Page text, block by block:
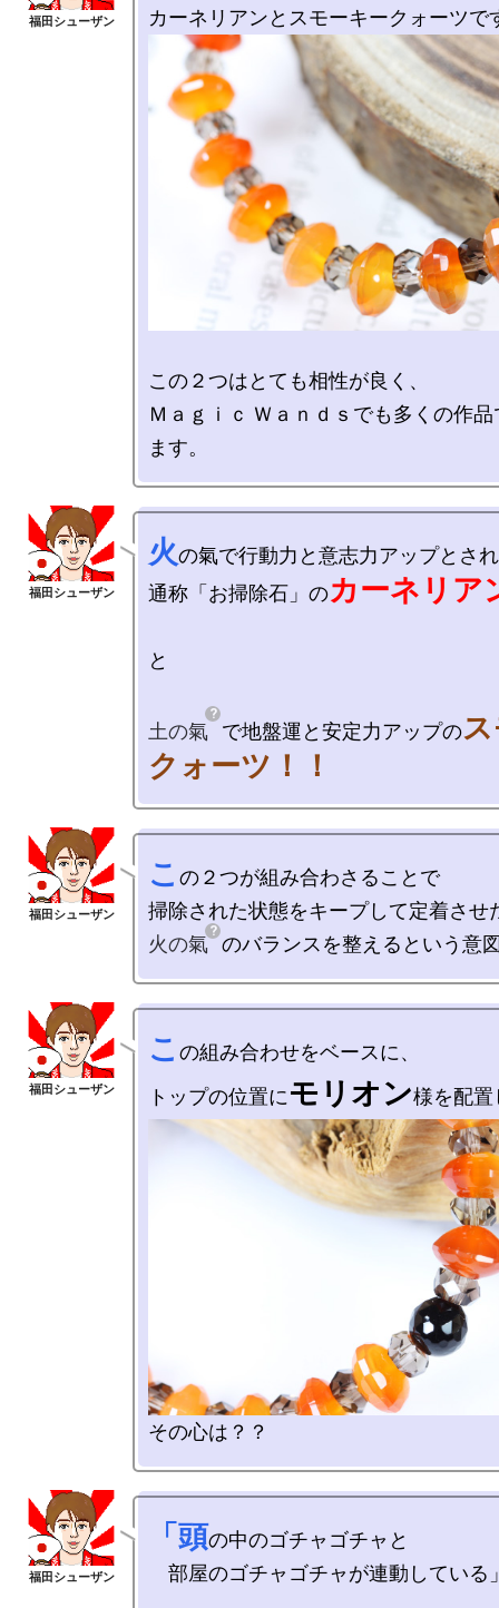
この２つはとても相性が良く、
Ｍａｇｉｃ Ｗａｎｄｓでも多くの作
火の氣で行動力と意志力アップとさ
通称「お掃除石」のカーネリア
と
土の氣 で地盤運と安定力アップの
クォーツ！！
こ の２つが組み合わさることで
火の氣
こ の組み合わせをベースに、
トップの位置にモリオン
「頭の中のゴチャゴチャと
部屋のゴチャゴチャが連動している